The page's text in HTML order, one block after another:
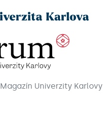
Magazín Univerzity Karlovy